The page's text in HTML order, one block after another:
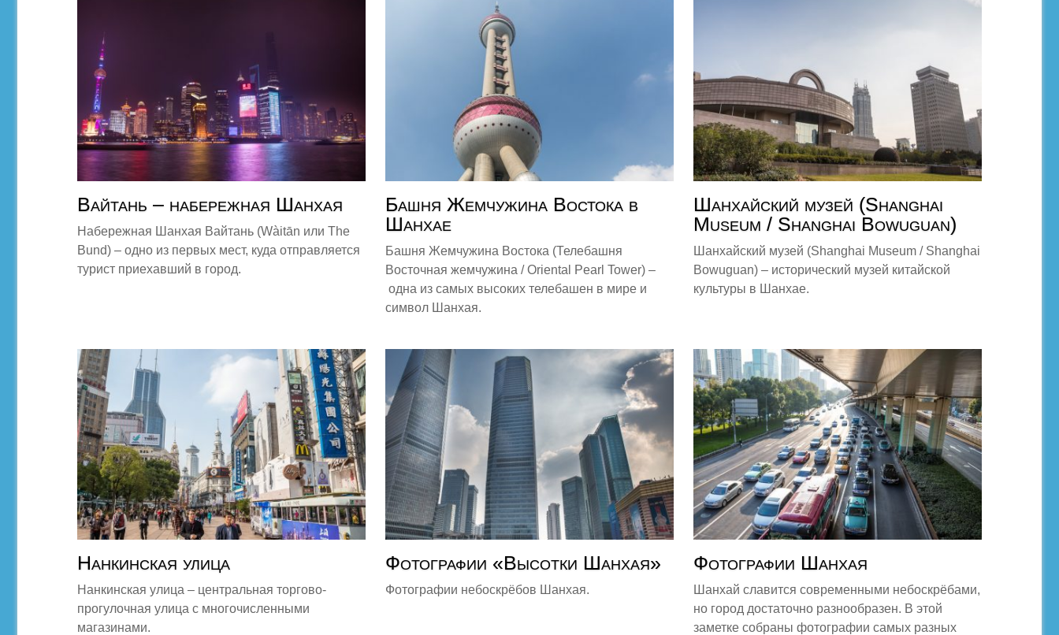
Вайтань – набережная Шанхая
Набережная Шанхая Вайтань (Wàitān или The
Bund) – одно из первых мест, куда отправляется
турист приехавший в город.
Башня Жемчужина Востока в
Шанхае
Башня Жемчужина Востока (Телебашня
Восточная жемчужина / Oriental Pearl Tower) –
одна из самых высоких телебашен в мире и
символ Шанхая.
Шанхайский музей (Shanghai
Museum / Shanghai Bowuguan)
Шанхайский музей (Shanghai Museum / Shanghai
Bowuguan) – исторический музей китайской
культуры в Шанхае.
Нанкинская улица
Нанкинская улица – центральная торгово-
прогулочная улица с многочисленными
магазинами.
Фотографии «Высотки Шанхая»
Фотографии небоскрёбов Шанхая.
Фотографии Шанхая
Шанхай славится современными небоскрёбами,
но город достаточно разнообразен. В этой
заметке собраны фотографии самых разных